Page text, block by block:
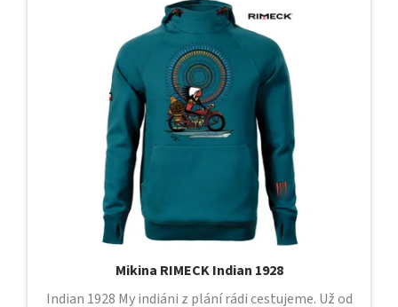
Mikina RIMECK Indian 1928
Indian 1928 My indiáni z plání rádi cestujeme. Už od